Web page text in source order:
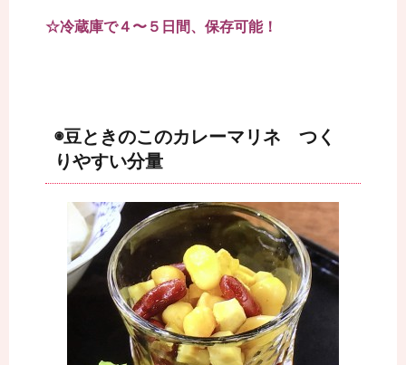
☆冷蔵庫で４〜５日間、保存可能！
◉豆ときのこのカレーマリネ つく
りやすい分量